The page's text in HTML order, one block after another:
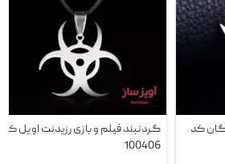
کد
گردنبند فیلم و بازی رزیدنت اویل کد
100406